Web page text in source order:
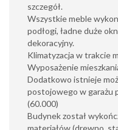
szczegół.
Wszystkie meble
podłogi, ładne duże
dekoracyjny.
Klimatyzacja w trakcie
Wyposażenie
Dodatkowo istnieje
postojowego w garażu
(60.000)
Budynek został
materiałów (drewno,